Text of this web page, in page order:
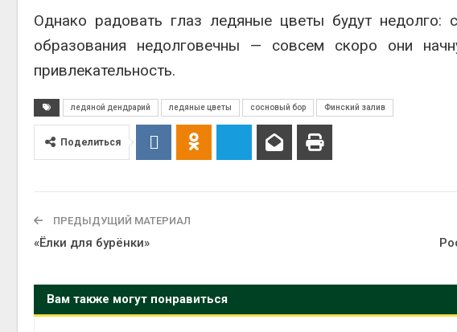
Однако радовать глаз ледяные цветы будут недолго:
образования недолговечны — совсем скоро они
привлекательность.
ледяной дендрарий ледяные цветы сосновый бор Финский залив
Поделиться
ПРЕДЫДУЩИЙ МАТЕРИАЛ
«Ёлки для бурёнки»
Вам также могут понравиться
Авг 5, 2026
Авг 5, 2026